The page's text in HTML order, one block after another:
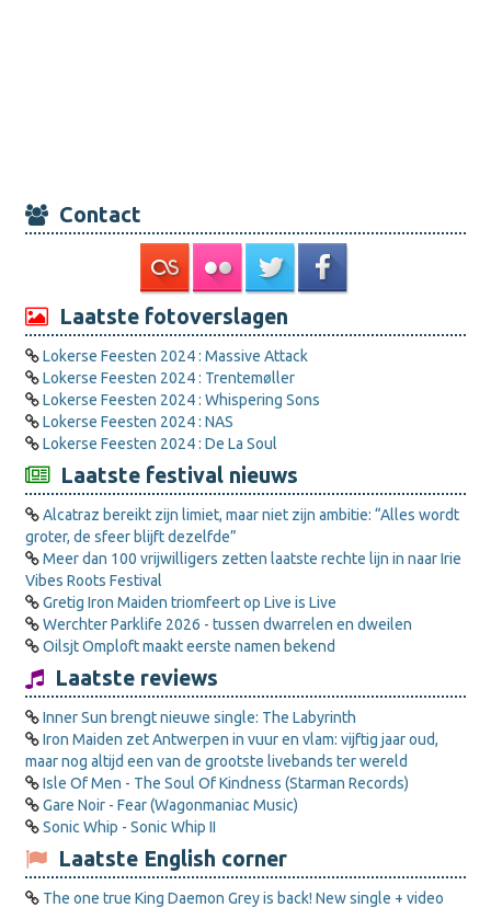
Contact
Laatste fotoverslagen
Lokerse Feesten 2024 : Massive Attack
Lokerse Feesten 2024 : Trentemøller
Lokerse Feesten 2024 : Whispering Sons
Lokerse Feesten 2024 : NAS
Lokerse Feesten 2024 : De La Soul
Laatste festival nieuws
Alcatraz bereikt zijn limiet, maar niet zijn ambitie: “Alles wordt
groter, de sfeer blijft dezelfde”
Meer dan 100 vrijwilligers zetten laatste rechte lijn in naar Irie
Vibes Roots Festival
Gretig Iron Maiden triomfeert op Live is Live
Werchter Parklife 2026 - tussen dwarrelen en dweilen
Oilsjt Omploft maakt eerste namen bekend
Laatste reviews
Inner Sun brengt nieuwe single: The Labyrinth
Iron Maiden zet Antwerpen in vuur en vlam: vijftig jaar oud,
maar nog altijd een van de grootste livebands ter wereld
Isle Of Men - The Soul Of Kindness (Starman Records)
Gare Noir - Fear (Wagonmaniac Music)
Sonic Whip - Sonic Whip II
Laatste English corner
The one true King Daemon Grey is back! New single + video